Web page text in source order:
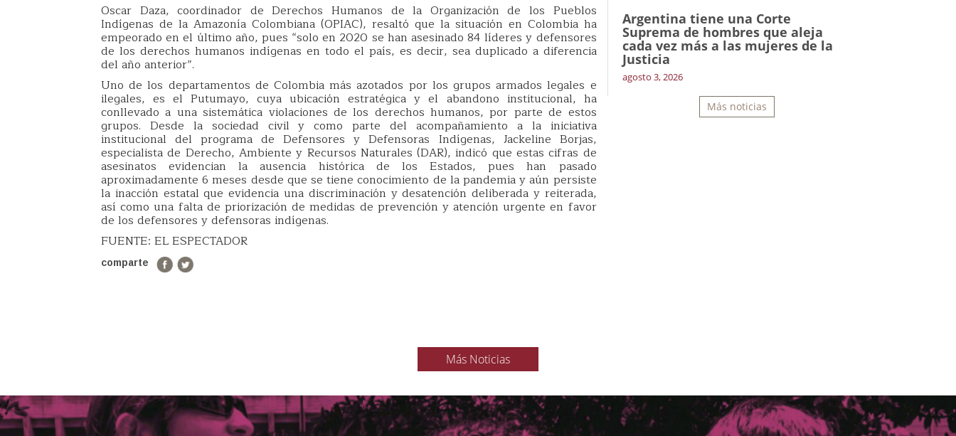
Oscar Daza, coordinador de Derechos Humanos de la Organización de los Pueblos
Indígenas de la Amazonía Colombiana (OPIAC), resaltó que la situación en Colombia ha
empeorado en el último año, pues “solo en 2020 se han asesinado 84 líderes y defensores
de los derechos humanos indígenas en todo el país, es decir, sea duplicado a diferencia
del año anterior”.
Uno de los departamentos de Colombia más azotados por los grupos armados legales e
ilegales, es el Putumayo, cuya ubicación estratégica y el abandono institucional, ha
conllevado a una sistemática violaciones de los derechos humanos, por parte de estos
grupos. Desde la sociedad civil y como parte del acompañamiento a la iniciativa
institucional del programa de Defensores y Defensoras Indígenas, Jackeline Borjas,
especialista de Derecho, Ambiente y Recursos Naturales (DAR), indicó que estas cifras de
asesinatos evidencian la ausencia histórica de los Estados, pues han pasado
aproximadamente 6 meses desde que se tiene conocimiento de la pandemia y aún persiste
la inacción estatal que evidencia una discriminación y desatención deliberada y reiterada,
así como una falta de priorización de medidas de prevención y atención urgente en favor
de los defensores y defensoras indígenas.
FUENTE: EL ESPECTADOR
comparte
Argentina tiene una Corte
Suprema de hombres que aleja
cada vez más a las mujeres de la
Justicia
agosto 3, 2026
Más noticias
Más Noticias